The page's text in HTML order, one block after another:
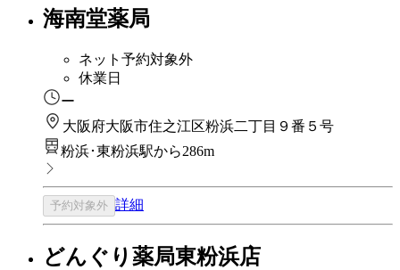
海南堂薬局
ネット予約対象外
休業日
ー
大阪府大阪市住之江区粉浜二丁目９番５号
粉浜･東粉浜駅から286m
予約対象外 詳細
どんぐり薬局東粉浜店